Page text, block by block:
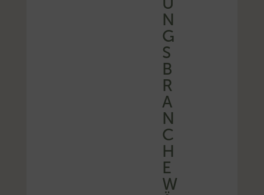
N
G
S
B
R
A
N
C
H
E
W